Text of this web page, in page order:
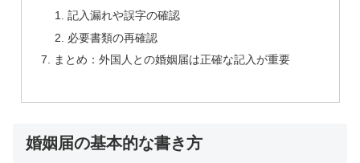
記入漏れや誤字の確認
必要書類の再確認
まとめ：外国人との婚姻届は正確な記入が重要
婚姻届の基本的な書き方